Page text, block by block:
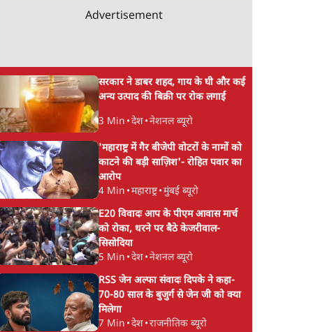
Advertisement
सरकार ने डाबर शहद, गाय के घी और कई
अन्य उत्पाद की बिक्री पर रोक लगाई
3 Min •देश•नेशनल ब्यूरो
'महाराष्ट्र में गैर बीजेपी वोटरों के नामों को
काटने की बड़ी साज़िश'- रोहित पवार का
आरोप
4 Min •महाराष्ट्र•मुंबई ब्यूरो
E20 विवादः आप के पीएम आवास मार्च
को रोका, धरने पर बैठे केजरीवाल-
सिसोदिया
5 Min •देश•नेशनल ब्यूरो
RSS जेन अल्फा संवादः दिपके ने कहा-
70-80 साल के बुजुर्ग से जेन जी को क्या
मिलेगा
7 Min •देश•राजनीतिक ब्यूरो